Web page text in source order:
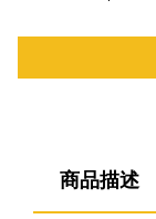
商品描述